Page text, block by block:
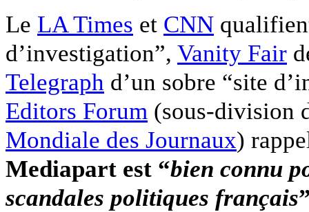
Le LA Times et CNN
d’investigation”, Vanity Fair
Telegraph d’un sobre “site
Editors Forum (sous-division
Mondiale des Journaux)
Mediapart est “bien connu
scandales politiques français